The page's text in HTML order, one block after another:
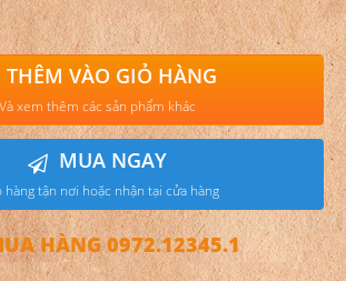
THÊM VÀO GIỎ HÀNG
Và xem thêm các sản phẩm khác
MUA NGAY
hàng tận nơi hoặc nhận tại cửa hàng
HÀNG 0972.12345.1